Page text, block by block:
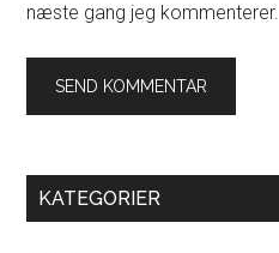
næste gang jeg kommenterer.
Primary
KATEGORIER